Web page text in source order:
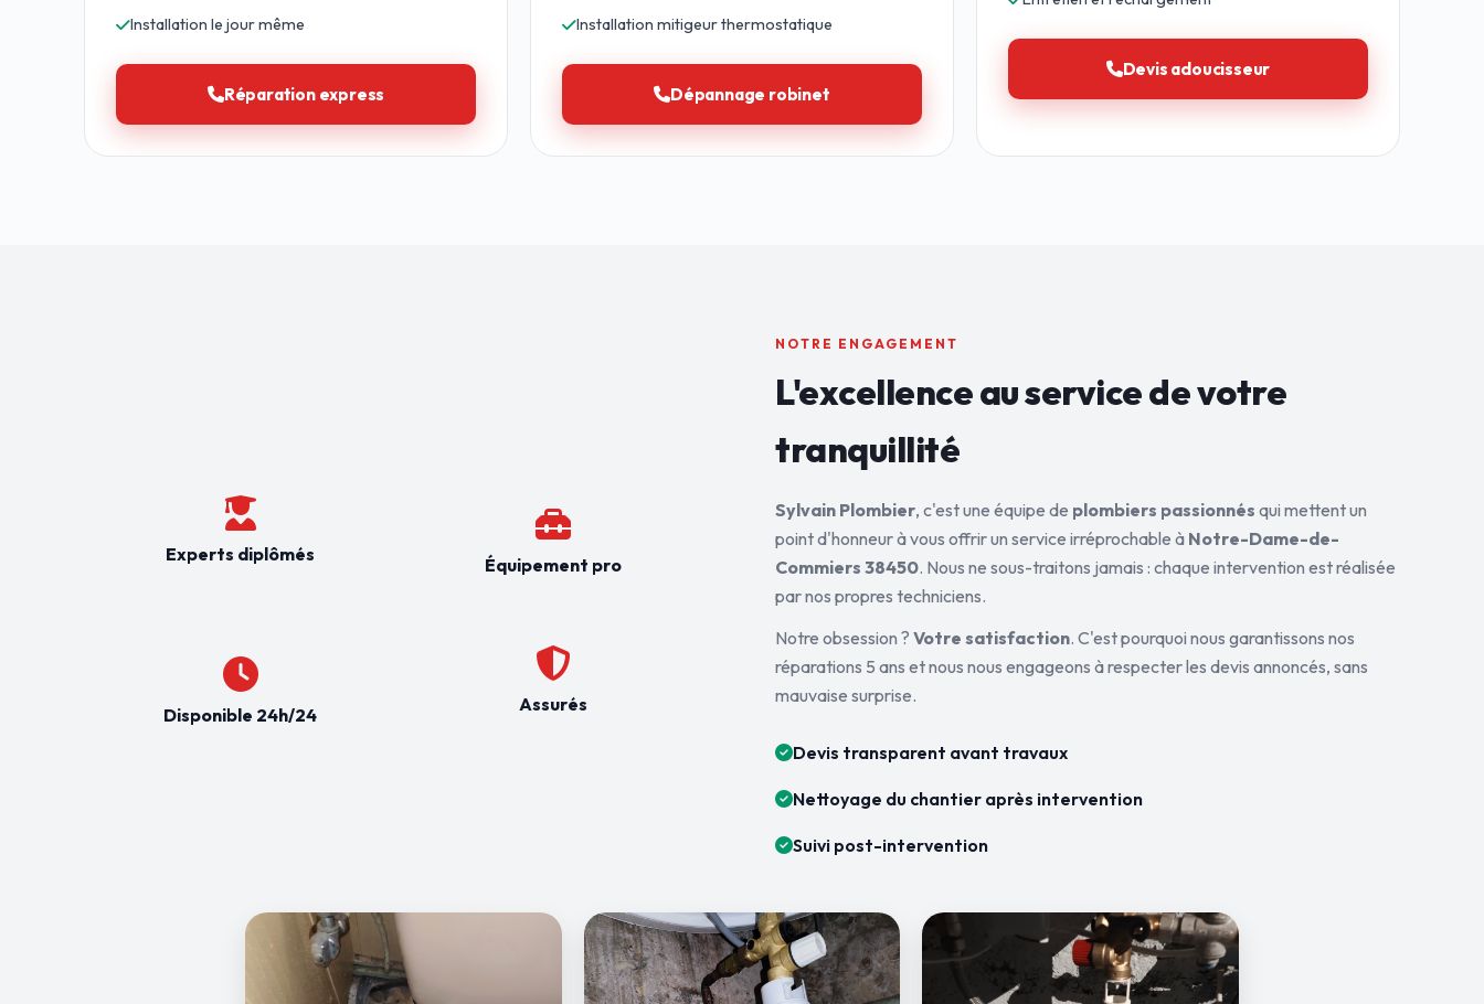
Installation le jour même
Réparation express
Installation mitigeur thermostatique
Dépannage robinet
Devis adoucisseur
Experts diplômés
Disponible 24h/24
Équipement pro
Assurés
NOTRE ENGAGEMENT
L'excellence au service devotre
tranquillité
Sylvain Plombier, c'est une équipe de plombiers passionnés qui mettent un
point d'honneur à vous offrir un service irréprochable à Notre-Dame-de-
Commiers 38450. Nous ne sous-traitons jamais : chaque intervention est réalisée
par nos propres techniciens.
Notre obsession ? Votre satisfaction. C'est pourquoi nous garantissons nos
réparations 5 ans et nous nous engageons à respecter les devis annoncés, sans
mauvaise surprise.
Devis transparent avant travaux
Nettoyage du chantier après intervention
Suivi post-intervention